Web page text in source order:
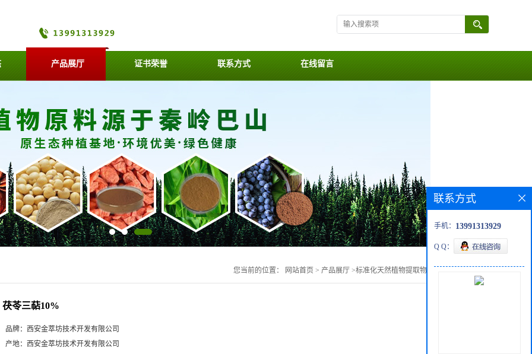
产品展厅 证书荣誉 联系方式 在线留言
您当前的位置： 网站首页 > 产品展厅 >标准化天然植物提取物
茯苓三萜10%
品牌： 西安金萃坊技术开发有限公司
产地： 西安金萃坊技术开发有限公司
联系方式
手机： 13991313929
Q Q：